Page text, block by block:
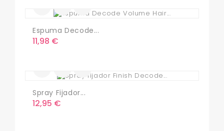
Espuma Decode...
Precio
11,98 €
Spray Fijador...
Precio
12,95 €